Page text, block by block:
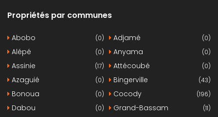
Propriétés par communes
Abobo (0) Adjamé (0)
Alépé (0) Anyama (0)
Assinie (17) Attécoubé (0)
Azaguié (0) Bingerville (43)
Bonoua (0) Cocody (196)
Dabou (0) Grand-Bassam (11)